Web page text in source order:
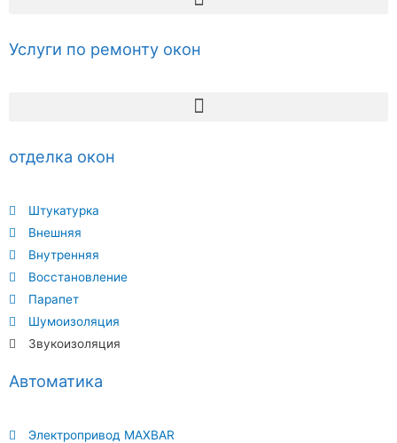
Услуги по ремонту окон
Автоматика
Электропривод MAXBAR
отделка окон
Штукатурка
Внешняя
Внутренняя
Восстановление
Парапет
Шумоизоляция
Звукоизоляция